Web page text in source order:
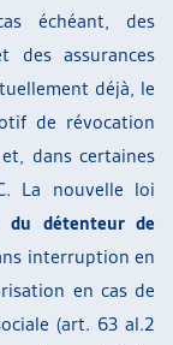
échéant, des
assurances
déjà, le
de révocation
dans certaines
La nouvelle loi
détenteur de
interruption en
en cas de
(art. 63 al.2